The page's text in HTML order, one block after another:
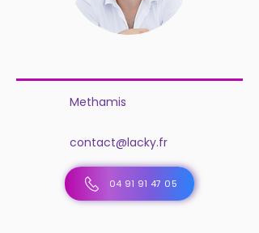
Methamis
contact@lacky.fr
04 91 91 47 05